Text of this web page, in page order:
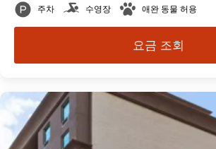
주차 수영장 애완 동물 허용
요금 조회